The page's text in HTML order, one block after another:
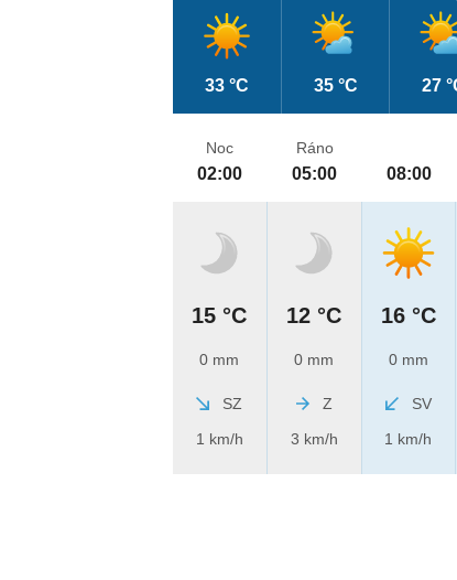
33 °C 35 °C 27
Noc
02:00
15 °C
0 mm
SZ
1 km/h
Ráno
05:00
12 °C
0 mm
Z
3 km/h
08:00
16 °C
0 mm
SV
1 km/h